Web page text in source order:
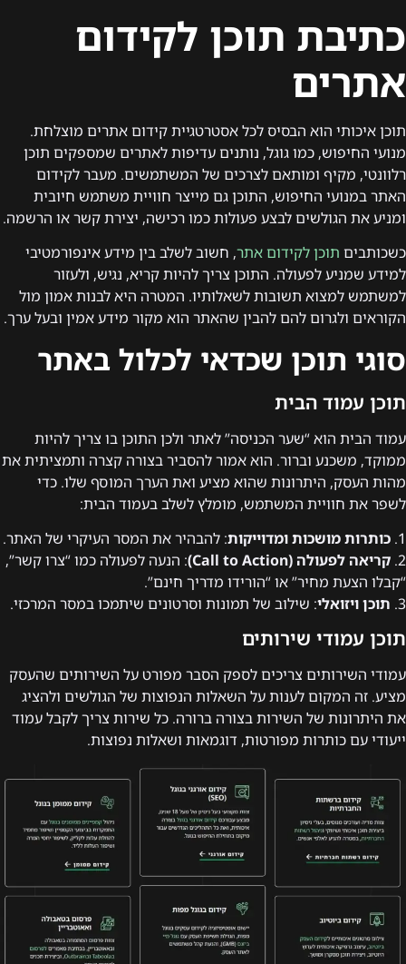
כתיבת תוכן לקידום
אתרים
תוכן איכותי הוא הבסיס לכל אסטרטגיית קידום אתרים מוצלחת.
מנועי החיפוש, כמו גוגל, נותנים עדיפות לאתרים שמספקים תוכן
רלוונטי, מקיף ומותאם לצרכים של המשתמשים. מעבר לקידום
האתר במנועי החיפוש, התוכן גם מייצר חוויית משתמש חיובית
ומניע את הגולשים לבצע פעולות כמו רכישה, יצירת קשר או הרשמה.
כשכותבים תוכן לקידום אתר, חשוב לשלב בין מידע אינפורמטיבי
למידע שמניע לפעולה. התוכן צריך להיות קריא, נגיש, ולעזור
למשתמש למצוא תשובות לשאלותיו. המטרה היא לבנות אמון מול
הקוראים ולגרום להם להבין שהאתר הוא מקור מידע אמין ובעל ערך.
סוגי תוכן שכדאי לכלול באתר
תוכן עמוד הבית
עמוד הבית הוא “שער הכניסה” לאתר ולכן התוכן בו צריך להיות
ממוקד, משכנע וברור. הוא אמור להסביר בצורה קצרה ותמציתית את
מהות העסק, היתרונות שהוא מציע ואת הערך המוסף שלו. כדי
לשפר את חוויית המשתמש, מומלץ לשלב בעמוד הבית:
1. כותרות מושכות ומדוייקות: להבהיר את המסר העיקרי של האתר.
2. קריאה לפעולה (Call to Action)
: הנעה לפעולה כמו “צרו קשר”,
“קבלו הצעת מחיר” או “הורידו מדריך חינם”.
3. תוכן ויזואלי: שילוב של תמונות וסרטונים שיתמכו במסר המרכזי.
תוכן עמודי שירותים
עמודי השירותים צריכים לספק הסבר מפורט על השירותים שהעסק
מציע. זה המקום לענות על השאלות הנפוצות של הגולשים ולהציג
את היתרונות של השירות בצורה ברורה. כל שירות צריך לקבל עמוד
ייעודי עם כותרות מפורטות, דוגמאות ושאלות נפוצות.